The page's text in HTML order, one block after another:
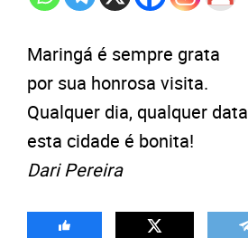
Maringá é sempre grata
por sua honrosa visita.
Qualquer dia, qualquer data
esta cidade é bonita!
Dari Pereira